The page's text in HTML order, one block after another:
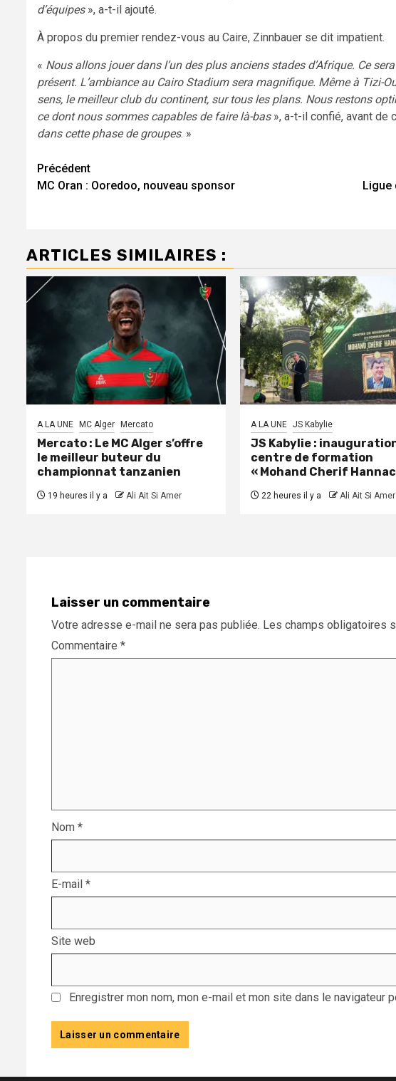
d’équipes», a-t-il ajouté.
À propos du premier rendez-vous au Caire, Zinnbauer se dit impatient.
« Nous allons jouer dans l’un des plus anciens stades d’Afrique. Ce
présent. L’ambiance au Cairo Stadium sera magnifique. Même à Tizi-
sens, le meilleur club du continent, sur tous les plans. Nous restons
ce dont nous sommes capables de faire là-bas», a-t-il confié, avant de
dans cette phase de groupes. »
Navigation
d’article
Précédent
MC Oran : Ooredoo, nouveau sponsor
Ligue
ARTICLES SIMILAIRES :
A LA UNE MC Alger Mercato
Mercato : Le MC Alger s’offre
le meilleur buteur du
championnat tanzanien
19 heures il y a Ali Ait Si Amer
A LA UNE JS Kabylie
JS Kabylie :
centre de formation
« Mohand Cherif
22 heures il y a Ali Ait Si Amer
Laisser un commentaire
Votre adresse e-mail ne sera pas publiée. Les champs obligatoires
Commentaire *
Nom *
E-mail *
Site web
Enregistrer mon nom, mon e-mail et mon site dans le navigateur